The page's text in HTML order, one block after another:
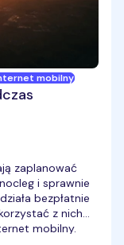
mobilny
zaplanować
i sprawnie
bezpłatnie
z nich
mobilny.